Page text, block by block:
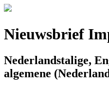
Nieuwsbrief
Nederlandstalige,
algemene